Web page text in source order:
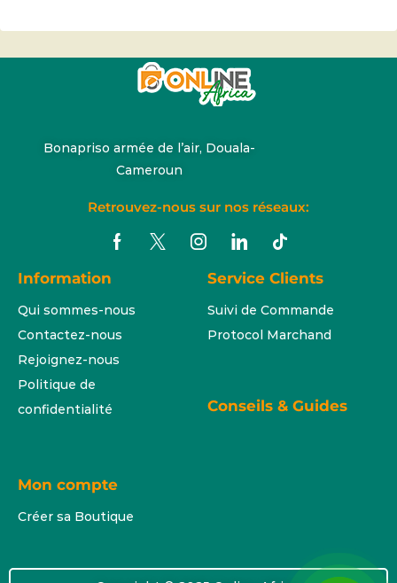
Bonapriso armée de l’air, Douala-
Cameroun
Retrouvez-nous sur nos réseaux:
Information
Qui sommes-nous
Contactez-nous
Rejoignez-nous
Politique de
confidentialité
Service Clients
Suivi de Commande
Protocol Marchand
Conseils & Guides
Mon compte
Créer sa Boutique